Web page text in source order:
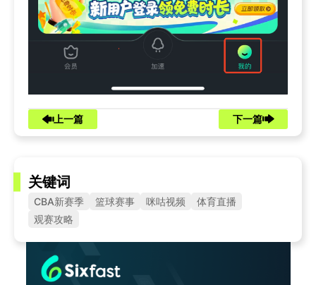
上一篇 下一篇
关键词
CBA新赛季 篮球赛事 咪咕视频
体育直播
观赛攻略